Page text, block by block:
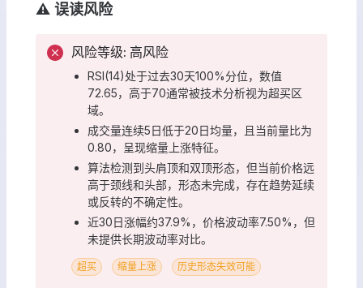
⚠️ 误读风险
风险等级: 高风险
RSI(14)处于过去30天100%分位，数值
72.65，高于70通常被技术分析视为超买区
域。
成交量连续5日低于20日均量，且当前量比为
0.80，呈现缩量上涨特征。
算法检测到头肩顶和双顶形态，但当前价格远
高于颈线和头部，形态未完成，存在趋势延续
或反转的不确定性。
近30日涨幅约37.9%，价格波动率7.50%，但
未提供长期波动率对比。
超买 缩量上涨 历史形态失效可能